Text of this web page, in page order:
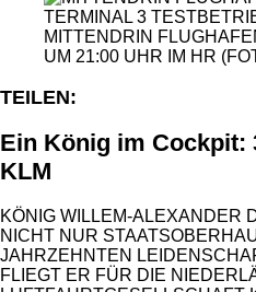
MITTENDRIN
UM 21:00 UHR IM HR
TEILEN:
Ein König im Cockpit:
KLM
KÖNIG WILLEM-ALEXANDER
NICHT NUR
JAHRZEHNTEN
FLIEGT ER FÜR DIE